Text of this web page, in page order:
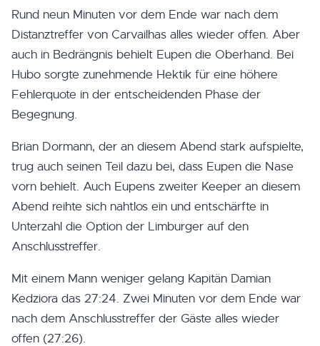
Rund neun Minuten vor dem Ende war nach dem
Distanztreffer von Carvailhas alles wieder offen. Aber
auch in Bedrängnis behielt Eupen die Oberhand. Bei
Hubo sorgte zunehmende Hektik für eine höhere
Fehlerquote in der entscheidenden Phase der
Begegnung.
Brian Dormann, der an diesem Abend stark aufspielte,
trug auch seinen Teil dazu bei, dass Eupen die Nase
vorn behielt. Auch Eupens zweiter Keeper an diesem
Abend reihte sich nahtlos ein und entschärfte in
Unterzahl die Option der Limburger auf den
Anschlusstreffer.
Mit einem Mann weniger gelang Kapitän Damian
Kedziora das 27:24. Zwei Minuten vor dem Ende war
nach dem Anschlusstreffer der Gäste alles wieder
offen (27:26).